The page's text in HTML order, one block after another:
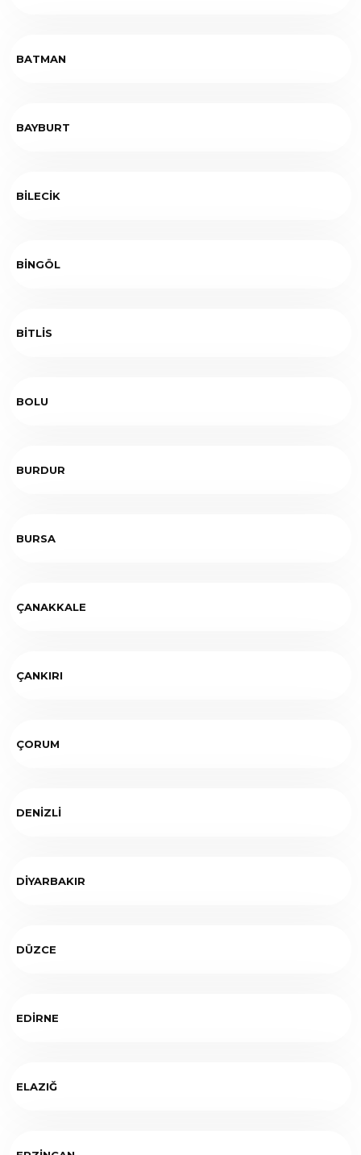
BATMAN
BAYBURT
BİLECİK
BİNGÖL
BİTLİS
BOLU
BURDUR
BURSA
ÇANAKKALE
ÇANKIRI
ÇORUM
DENİZLİ
DİYARBAKIR
DÜZCE
EDİRNE
ELAZIĞ